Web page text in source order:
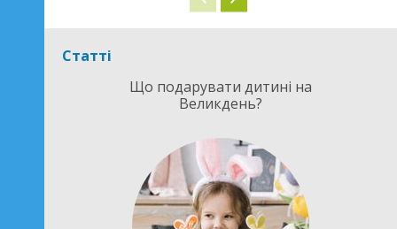
Статті
Що подарувати дитині на
Великдень?